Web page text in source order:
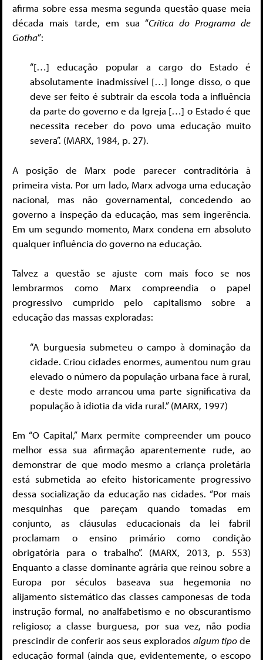
afirma sobre essa mesma segunda questão quase meia
década mais tarde, em sua “Crítica do Programa de
Gotha”:
“[…] educação popular a cargo do Estado é
absolutamente inadmissível […] longe disso, o que
deve ser feito é subtrair da escola toda a influência
da parte do governo e da Igreja […] o Estado é que
necessita receber do povo uma educação muito
severa”. (MARX, 1984, p. 27).
A posição de Marx pode parecer contraditória à
primeira vista. Por um lado, Marx advoga uma educação
nacional, mas não governamental, concedendo ao
governo a inspeção da educação, mas sem ingerência.
Em um segundo momento, Marx condena em absoluto
qualquer influência do governo na educação.
Talvez a questão se ajuste com mais foco se nos
lembrarmos como Marx compreendia o papel
progressivo cumprido pelo capitalismo sobre a
educação das massas exploradas:
“A burguesia submeteu o campo à dominação da
cidade. Criou cidades enormes, aumentou num grau
elevado o número da população urbana face à rural,
e deste modo arrancou uma parte significativa da
população à idiotia da vida rural.” (MARX, 1997)
Em “O Capital,” Marx permite compreender um pouco
melhor essa sua afirmação aparentemente rude, ao
demonstrar de que modo mesmo a criança proletária
está submetida ao efeito historicamente progressivo
dessa socialização da educação nas cidades. “Por mais
mesquinhas que pareçam quando tomadas em
conjunto, as cláusulas educacionais da lei fabril
proclamam o ensino primário como condição
obrigatória para o trabalho”. (MARX, 2013, p. 553)
Enquanto a classe dominante agrária que reinou sobre a
Europa por séculos baseava sua hegemonia no
alijamento sistemático das classes camponesas de toda
instrução formal, no analfabetismo e no obscurantismo
religioso; a classe burguesa, por sua vez, não podia
prescindir de conferir aos seus explorados algum tipode
educação formal (ainda que, evidentemente, o escopo